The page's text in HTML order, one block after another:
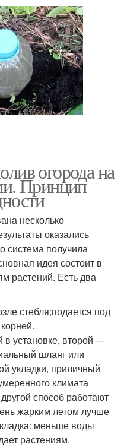
огорода на
Принцип
несколько
оказались
система получила
идея состоит в
растений. Есть два
стебля;подается под
в установке, второй —
шланг или
укладки, приличный
климата
способ работают
жарким летом лучше
меньше воды
растениям.